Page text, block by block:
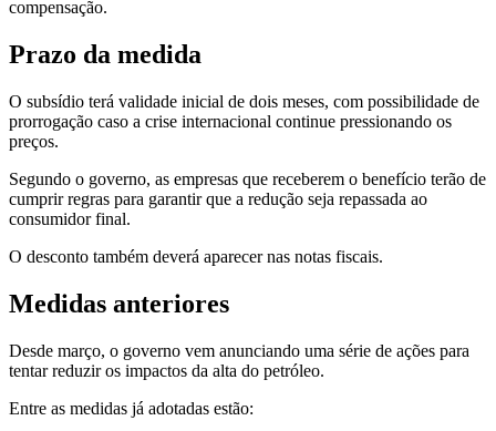
compensação.
Prazo da medida
O subsídio terá validade inicial de dois meses, com possibilidade de
prorrogação caso a crise internacional continue pressionando os
preços.
Segundo o governo, as empresas que receberem o benefício terão de
cumprir regras para garantir que a redução seja repassada ao
consumidor final.
O desconto também deverá aparecer nas notas fiscais.
Medidas anteriores
Desde março, o governo vem anunciando uma série de ações para
tentar reduzir os impactos da alta do petróleo.
Entre as medidas já adotadas estão: